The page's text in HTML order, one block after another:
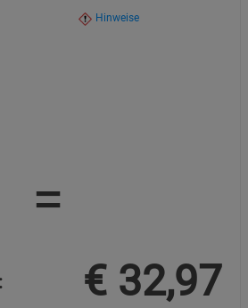
Hinweise
=
€ 32,97